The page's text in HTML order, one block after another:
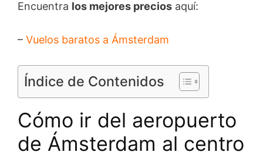
Encuentra los mejores precios aquí:
– Vuelos baratos a Ámsterdam
Índice de Contenidos
Cómo ir del aeropuerto
de Ámsterdam al centro